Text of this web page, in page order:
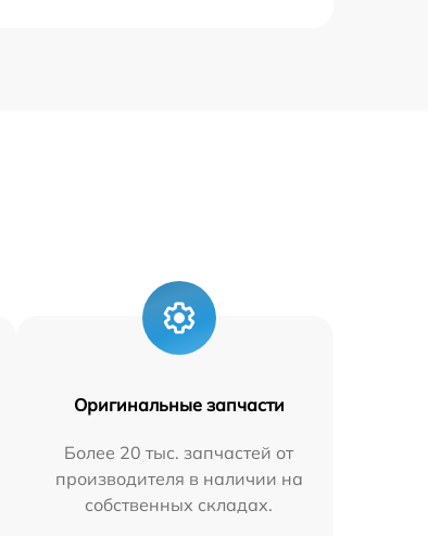
Оригинальные запчасти
Более 20 тыс. запчастей от
производителя в наличии на
собственных складах.